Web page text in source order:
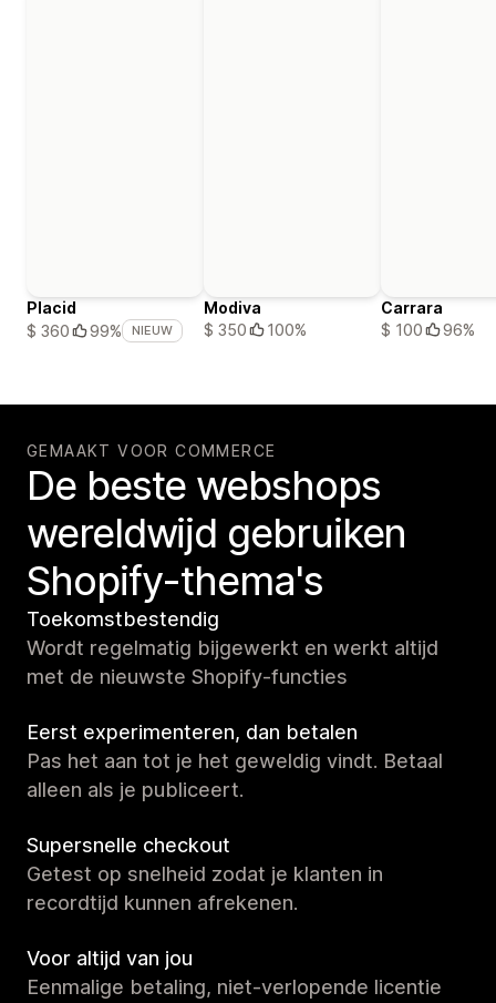
Placid
$ 360
99% NIEUW
Modiva
$ 350
100%
Carrara
$ 100
96%
GEMAAKT VOOR COMMERCE
De beste webshops
wereldwijd gebruiken
Shopify-thema's
Toekomstbestendig
Wordt regelmatig bijgewerkt en werkt altijd
met de nieuwste Shopify-functies
Eerst experimenteren, dan betalen
Pas het aan tot je het geweldig vindt. Betaal
alleen als je publiceert.
Supersnelle checkout
Getest op snelheid zodat je klanten in
recordtijd kunnen afrekenen.
Voor altijd van jou
Eenmalige betaling, niet-verlopende licentie